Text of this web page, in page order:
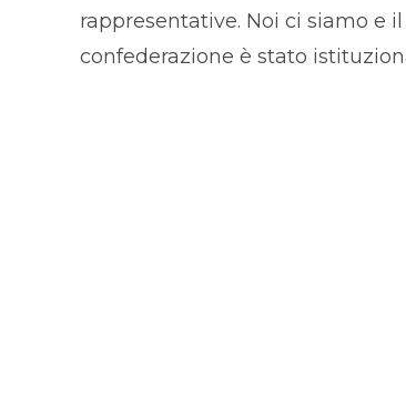
rappresentative. Noi ci siamo e
confederazione è stato